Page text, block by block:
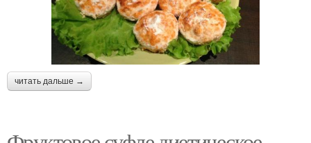
читать дальше →